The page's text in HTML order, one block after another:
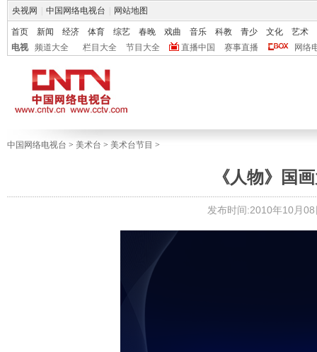
央视网 中国网络电视台 网站地图
首页 新闻 经济 体育 综艺 春晚 戏曲 音乐 科教 青少 文化
艺术
电视
频道大全 栏目大全 节目大全 直播中国 赛事直播 网络
中国网络电视台 > 美术台 > 美术台节目 >
《人物》国
发布时间:2010年10月